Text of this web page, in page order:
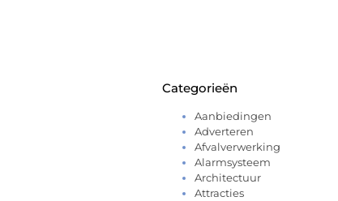
Categorieën
Aanbiedingen
Adverteren
Afvalverwerking
Alarmsysteem
Architectuur
Attracties